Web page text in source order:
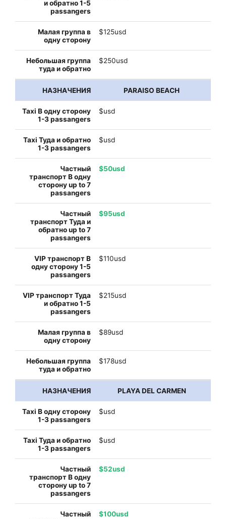
$125usd
$250usd
PARAISO BEACH
$usd
$usd
$50usd
$95usd
$110usd
$215usd
$89usd
$178usd
PLAYA DEL CARMEN
$usd
$usd
$52usd
$100usd